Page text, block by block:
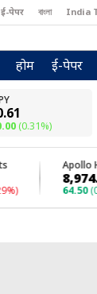
ई-पेपर বাংলা India
होम ई-पेपर